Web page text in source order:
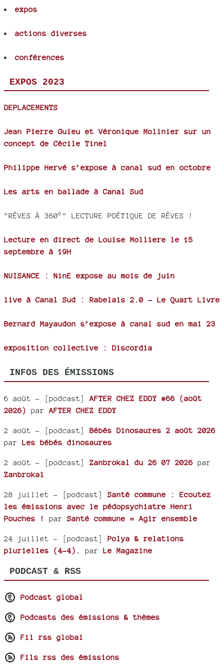
expos
actions diverses
conférences
EXPOS 2023
DEPLACEMENTS
Jean Pierre Guieu et Véronique Molinier sur un
concept de Cécile Tinel
Philippe Hervé s’expose à canal sud en octobre
Les arts en ballade à Canal Sud
"RÊVES À 360°" LECTURE POÉTIQUE DE RÊVES !
Lecture en direct de Louise Molliere le 15
septembre à 19H
NUISANCE : NinE expose au mois de juin
live à Canal Sud : Rabelais 2.0 - Le Quart Livre
Bernard Mayaudon s’expose à canal sud en mai 23
exposition collective : Discordia
INFOS DES ÉMISSIONS
6 août - [podcast] AFTER CHEZ EDDY #66 (août
2026)
par AFTER CHEZ EDDY
2 août - [podcast] Bébés Dinosaures 2 août 2026
par Les bébés dinosaures
2 août - [podcast] Zanbrokal du 26 07 2026 par
Zanbrokal
28 juillet - [podcast] Santé commune : Ecoutez
les émissions avec le pédopsychiatre Henri
Pouches !
par Santé commune = Agir ensemble
24 juillet - [podcast] Polya & relations
plurielles (4-4).
par Le Magazine
PODCAST & RSS
Podcast global
Podcasts des émissions & thèmes
Fil rss global
Fils rss des émissions